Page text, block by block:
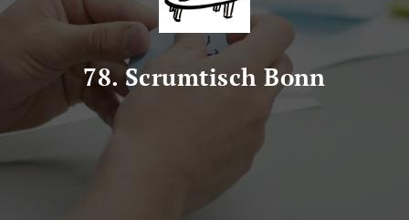
78. Scrumtisch Bonn